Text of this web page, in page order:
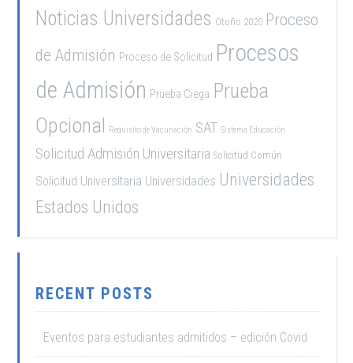
Noticias Universidades Otoño 2020 Proceso
de Admisión Proceso de Solicitud Procesos
de Admisión Prueba Ciega Prueba
Opcional Requisito de Vacunación SAT Sistema Educación
Solicitud Admisión Universitaria Solicitud Común
Solicitud Universitaria Universidades Universidades
Estados Unidos
RECENT POSTS
Eventos para estudiantes admitidos – edición Covid